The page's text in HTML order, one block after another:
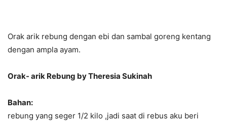
Orak arik rebung dengan ebi dan sambal goreng kentang
dengan ampla ayam.
Orak- arik Rebung by Theresia Sukinah
Bahan:
rebung yang seger 1/2 kilo ,jadi saat di rebus aku beri